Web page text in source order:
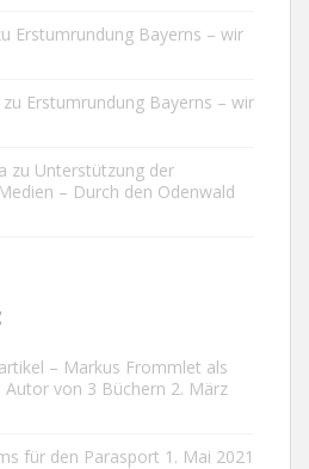
Erstumrundung Bayerns – wir
zu Erstumrundung Bayerns – wir
zu Unterstützung der
– Durch den Odenwald
– Markus Frommlet als
Autor von 3 Büchern 2. März
für den Parasport 1. Mai 2021